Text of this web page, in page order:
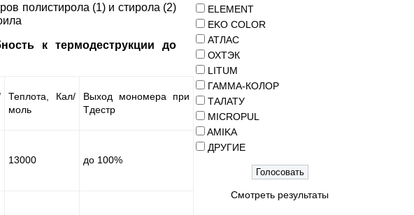
полистирола (1) и стирола (2)
к термодеструкции до
Теплота, Кал/
моль
Выход мономера при
Тдестр
13000 до 100%
ELEMENT
EKO COLOR
АТЛАС
ОХТЭК
LITUM
ГАММА-КОЛОР
ТАЛАТУ
MICROPUL
AMIKA
ДРУГИЕ
Смотреть результаты